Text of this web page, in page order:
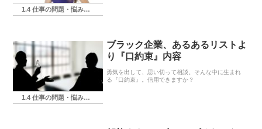
1.4 仕事の問題・悩み・相談
1.4 仕事の問題・悩み・相談
ブラック企業、あるあるリストよ
り『口約束』内容
勇気を出して、思い切って相談。そんな中に生まれ
る『口約束』。信用できますか？